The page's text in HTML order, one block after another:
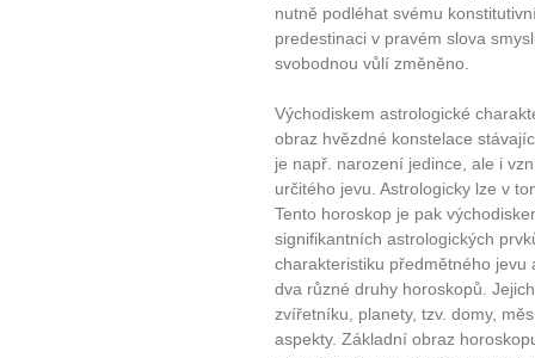
nutně podléhat svému
predestinaci v pravém slova
svobodnou vůlí změněno.
Východiskem astrologické
obraz hvězdné konstelace
je např. narození jedince, ale i
určitého jevu. Astrologicky lze v
Tento horoskop je pak
signifikantních astrologických
charakteristiku předmětného
dva různé druhy horoskopů.
zvířetníku, planety, tzv. domy,
aspekty. Základní obraz